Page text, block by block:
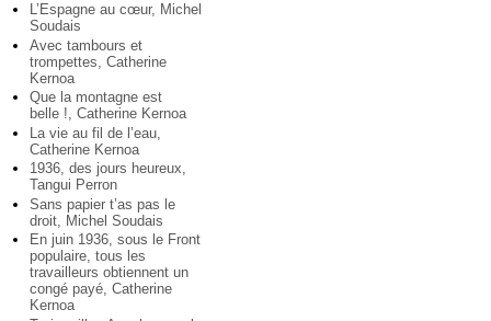
L’Espagne au cœur, Michel
Soudais
Avec tambours et
trompettes, Catherine
Kernoa
Que la montagne est
belle !, Catherine Kernoa
La vie au fil de l’eau,
Catherine Kernoa
1936, des jours heureux,
Tangui Perron
Sans papier t’as pas le
droit, Michel Soudais
En juin 1936, sous le Front
populaire, tous les
travailleurs obtiennent un
congé payé, Catherine
Kernoa